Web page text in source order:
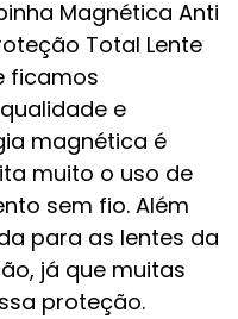
Magnética Anti
Total Lente
ficamos
e
magnética é
muito o uso de
sem fio. Além
para as lentes da
já que muitas
proteção.